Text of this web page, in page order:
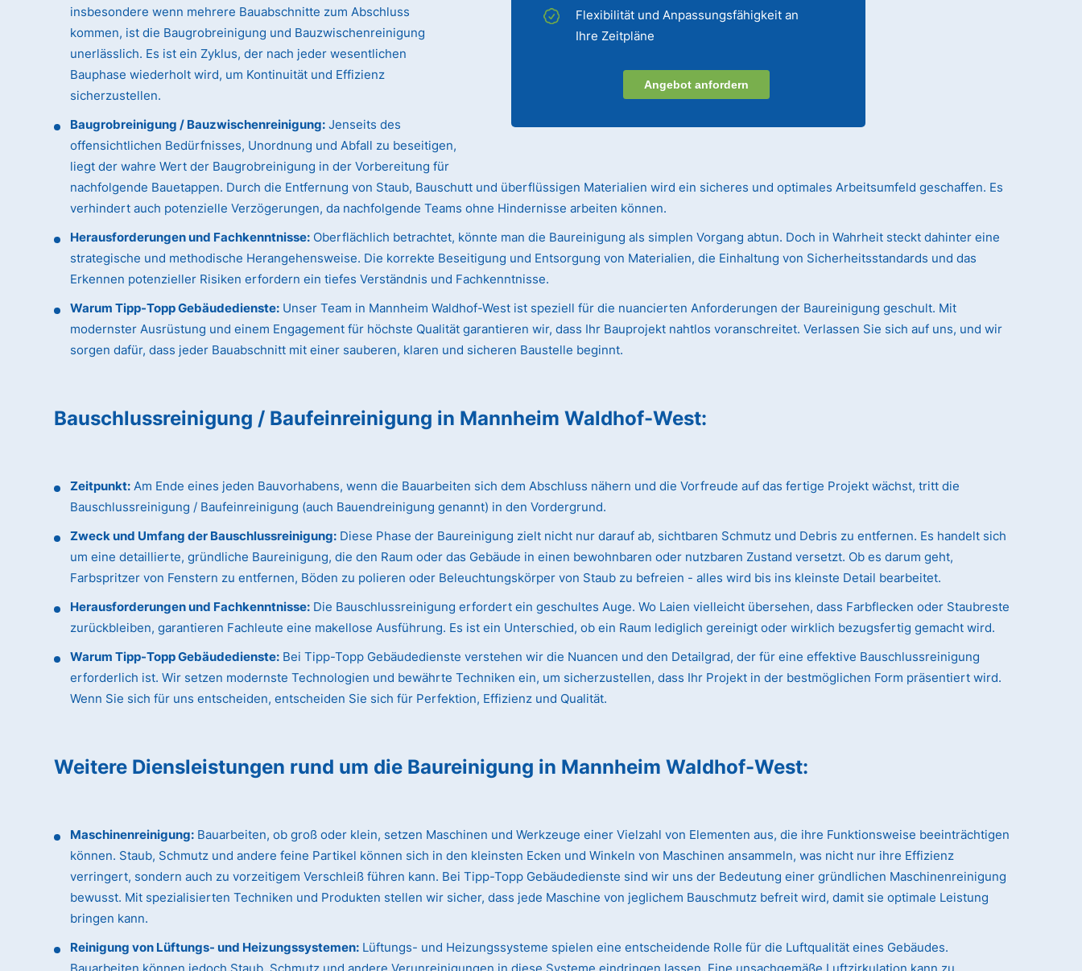
Flexibilität und Anpassungsfähigkeit an
Ihre Zeitpläne
Angebot anfordern
insbesondere wenn mehrere Bauabschnitte zum Abschluss
kommen, ist die Baugrobreinigung und Bauzwischenreinigung
unerlässlich. Es ist ein Zyklus, der nach jeder wesentlichen
Bauphase wiederholt wird, um Kontinuität und Effizienz
sicherzustellen.
Baugrobreinigung / Bauzwischenreinigung: Jenseits des
offensichtlichen Bedürfnisses, Unordnung und Abfall zu beseitigen,
liegt der wahre Wert der Baugrobreinigung in der Vorbereitung für
nachfolgende Bauetappen. Durch die Entfernung von Staub, Bauschutt und überflüssigen Materialien wird ein sicheres und optimales Arbeitsumfeld geschaffen. Es
verhindert auch potenzielle Verzögerungen, da nachfolgende Teams ohne Hindernisse arbeiten können.
Herausforderungen und Fachkenntnisse: Oberflächlich betrachtet, könnte man die Baureinigung als simplen Vorgang abtun. Doch in Wahrheit steckt dahinter eine
strategische und methodische Herangehensweise. Die korrekte Beseitigung und Entsorgung von Materialien, die Einhaltung von Sicherheitsstandards und das
Erkennen potenzieller Risiken erfordern ein tiefes Verständnis und Fachkenntnisse.
Warum Tipp-Topp Gebäudedienste: Unser Team in Mannheim Waldhof-West ist speziell für die nuancierten Anforderungen der Baureinigung geschult. Mit
modernster Ausrüstung und einem Engagement für höchste Qualität garantieren wir, dass Ihr Bauprojekt nahtlos voranschreitet. Verlassen Sie sich auf uns, und wir
sorgen dafür, dass jeder Bauabschnitt mit einer sauberen, klaren und sicheren Baustelle beginnt.
Bauschlussreinigung / Baufeinreinigung in Mannheim Waldhof-West:
Zeitpunkt: Am Ende eines jeden Bauvorhabens, wenn die Bauarbeiten sich dem Abschluss nähern und die Vorfreude auf das fertige Projekt wächst, tritt die
Bauschlussreinigung / Baufeinreinigung (auch Bauendreinigung genannt) in den Vordergrund.
Zweck und Umfang der Bauschlussreinigung: Diese Phase der Baureinigung zielt nicht nur darauf ab, sichtbaren Schmutz und Debris zu entfernen. Es handelt sich
um eine detaillierte, gründliche Baureinigung, die den Raum oder das Gebäude in einen bewohnbaren oder nutzbaren Zustand versetzt. Ob es darum geht,
Farbspritzer von Fenstern zu entfernen, Böden zu polieren oder Beleuchtungskörper von Staub zu befreien - alles wird bis ins kleinste Detail bearbeitet.
Herausforderungen und Fachkenntnisse: Die Bauschlussreinigung erfordert ein geschultes Auge. Wo Laien vielleicht übersehen, dass Farbflecken oder Staubreste
zurückbleiben, garantieren Fachleute eine makellose Ausführung. Es ist ein Unterschied, ob ein Raum lediglich gereinigt oder wirklich bezugsfertig gemacht wird.
Warum Tipp-Topp Gebäudedienste: Bei Tipp-Topp Gebäudedienste verstehen wir die Nuancen und den Detailgrad, der für eine effektive Bauschlussreinigung
erforderlich ist. Wir setzen modernste Technologien und bewährte Techniken ein, um sicherzustellen, dass Ihr Projekt in der bestmöglichen Form präsentiert wird.
Wenn Sie sich für uns entscheiden, entscheiden Sie sich für Perfektion, Effizienz und Qualität.
Weitere Diensleistungen rund um die Baureinigung in Mannheim Waldhof-West:
Maschinenreinigung: Bauarbeiten, ob groß oder klein, setzen Maschinen und Werkzeuge einer Vielzahl von Elementen aus, die ihre Funktionsweise beeinträchtigen
können. Staub, Schmutz und andere feine Partikel können sich in den kleinsten Ecken und Winkeln von Maschinen ansammeln, was nicht nur ihre Effizienz
verringert, sondern auch zu vorzeitigem Verschleiß führen kann. Bei Tipp-Topp Gebäudedienste sind wir uns der Bedeutung einer gründlichen Maschinenreinigung
bewusst. Mit spezialisierten Techniken und Produkten stellen wir sicher, dass jede Maschine von jeglichem Bauschmutz befreit wird, damit sie optimale Leistung
bringen kann.
Reinigung von Lüftungs- und Heizungssystemen: Lüftungs- und Heizungssysteme spielen eine entscheidende Rolle für die Luftqualität eines Gebäudes.